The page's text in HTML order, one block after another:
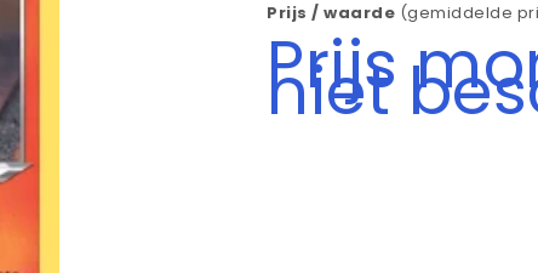
Prijs / waarde (gemiddelde
Prijs
niet